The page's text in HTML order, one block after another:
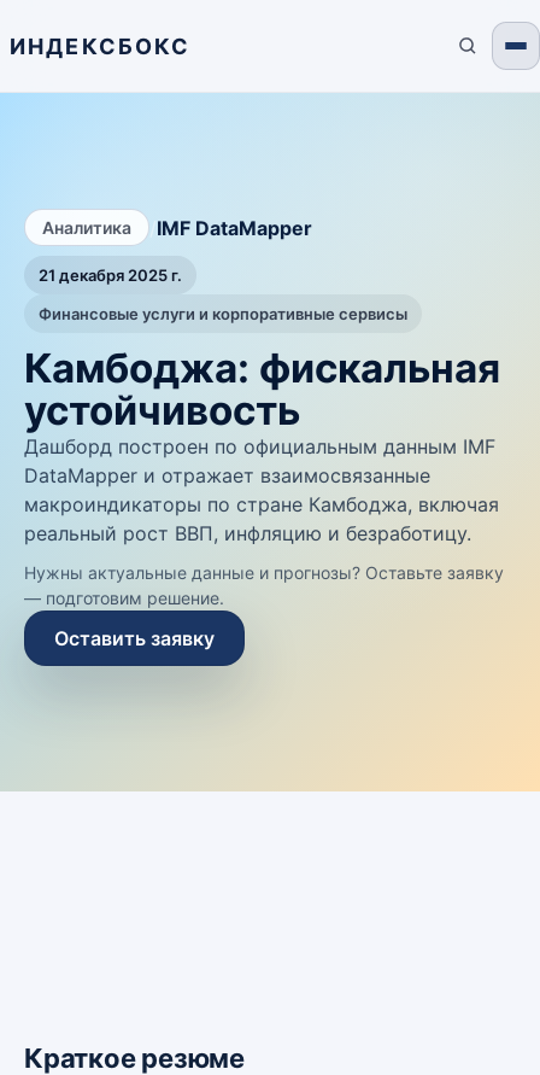
ИНДЕКСБОКС
Аналитика IMF DataMapper
21 декабря 2025 г.
Финансовые услуги и корпоративные сервисы
Камбоджа: фискальная
устойчивость
Дашборд построен по официальным данным IMF
DataMapper и отражает взаимосвязанные
макроиндикаторы по стране Камбоджа, включая
реальный рост ВВП, инфляцию и безработицу.
Нужны актуальные данные и прогнозы? Оставьте заявку
— подготовим решение.
Оставить заявку
Краткое резюме